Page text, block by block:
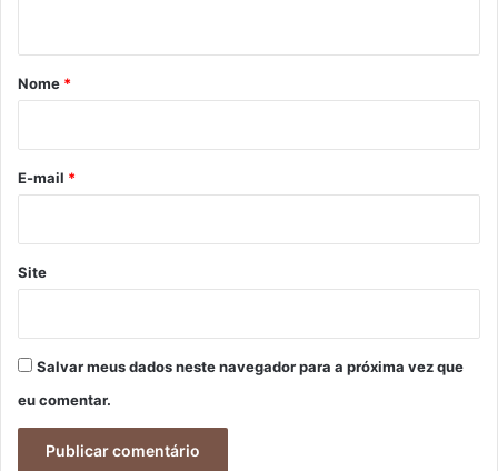
r
*
Nome *
E-mail *
Site
Salvar meus dados neste navegador para a próxima vez que
eu comentar.